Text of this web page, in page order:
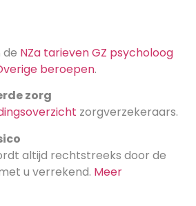
de NZa tarieven GZ psycholoog
beroepen.
zorg
zorgverzekeraars.
altijd rechtstreeks door de
u verrekend. Meer